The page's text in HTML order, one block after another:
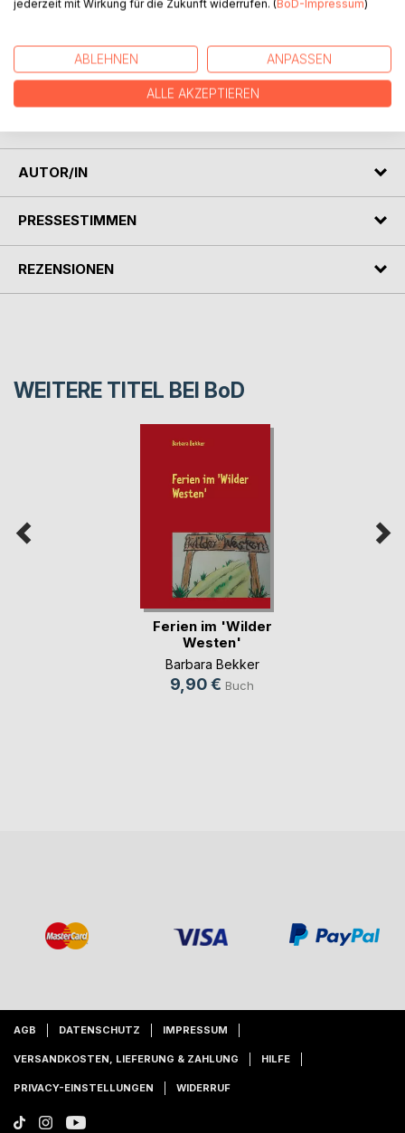
Endlich Herbstferien und Lucas darf wieder auf den
zu reiten. Immerhin hat er dort die aufregendsten
Sommerferien seines Lebens verbracht. Doch auch die
Herbstferien versprechen viel Aufregung und als Lucas
während eines Ausrittes etwas Schreckliches entdeckt,
AUTOR/IN
PRESSESTIMMEN
REZENSIONEN
WEITERE TITEL BEI BoD
Ferien im 'Wilder
Westen'
Barbara Bekker
9,90 € Buch
AGB DATENSCHUTZ IMPRESSUM
VERSANDKOSTEN, LIEFERUNG & ZAHLUNG HILFE
PRIVACY-EINSTELLUNGEN WIDERRUF
jederzeit mit Wirkung für die Zukunft widerrufen. (BoD-Impressum)
ABLEHNEN ANPASSEN
ALLE AKZEPTIEREN